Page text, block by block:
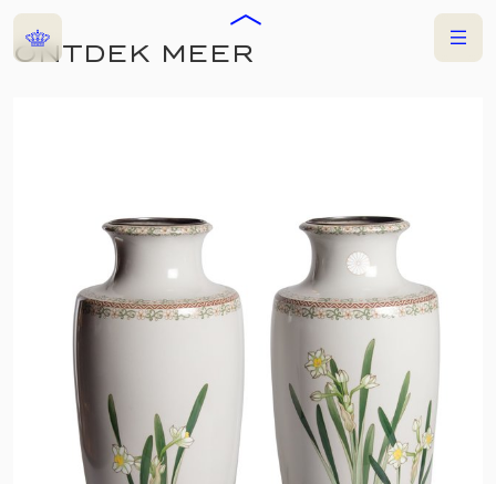
Home Menu
TIJD VERBONDEN
26 JUNI 2026—
27 SEPTEMBER 2026
KONINKLIJK PALEIS AMSTERDAM
ONTDEK MEER